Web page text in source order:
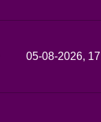
05-08-2026,